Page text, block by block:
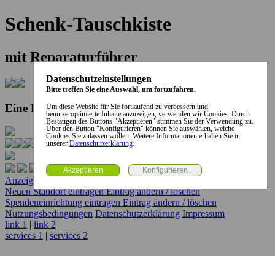
Schenk-Tauschkiste
mit Reparaturführer
Eine Kooperation der Stadt und des Landkreises...
Anzeige erstellen
Neuen Standort eintragenEintrag ändern / löschen
Spendeneinrichtung eintragen Eintrag ändern / löschen
Nutzungsbedingungen Datenschutzerklärung Impressum
link 1 | link 2
services 1 | services 2
Datenschutzeinstellungen
Bitte treffen Sie eine Auswahl, um fortzufahren.
Um diese Website für Sie fortlaufend zu verbessern und
benutzeroptimierte Inhalte anzuzeigen, verwenden wir Cookies. Durch
Bestätigen des Buttons "Akzeptieren" stimmen Sie der Verwendung zu.
Über den Button "Konfigurieren" können Sie auswählen, welche
Cookies Sie zulassen wollen. Weitere Informationen erhalten Sie in
unserer Datenschutzerklärung.